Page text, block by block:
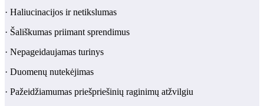
· Haliucinacijos ir netikslumas
· Šališkumas priimant sprendimus
· Nepageidaujamas turinys
· Duomenų nutekėjimas
· Pažeidžiamumas priešpriešinių raginimų atžvilgiu